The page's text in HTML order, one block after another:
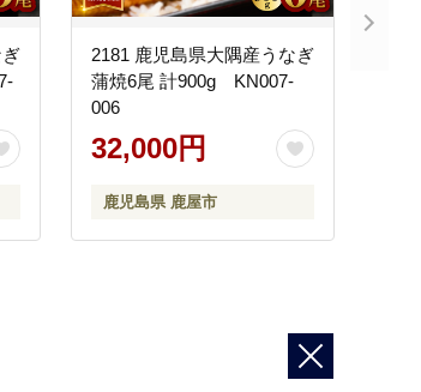
2181 鹿児島県大隅産うなぎ
蒲焼6尾 計900g KN007-
006
32,000円
鹿児島県 鹿屋市